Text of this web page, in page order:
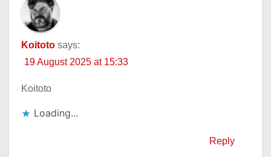
Koitoto says:
19 August 2025 at 15:33
Koitoto
Loading...
Reply